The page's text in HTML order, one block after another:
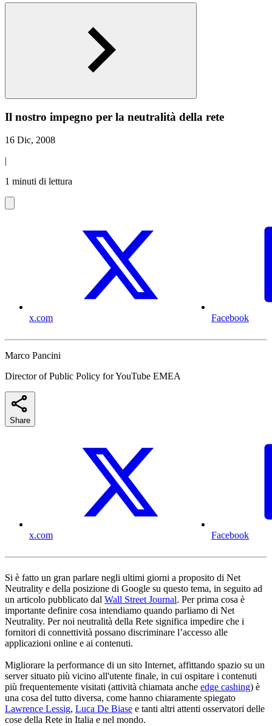
Il nostro impegno per la neutralità della rete
16 Dic, 2008
|
1 minuti di lettura
x.com Facebook
Marco Pancini
Director of Public Policy for YouTube EMEA
Share
x.com Facebook
Si è fatto un gran parlare negli ultimi giorni a proposito di Net
Neutrality e della posizione di Google su questo tema, in seguito ad
un articolo pubblicato dal Wall Street Journal. Per prima cosa è
importante definire cosa intendiamo quando parliamo di Net
Neutrality. Per noi neutralità della Rete significa impedire che i
fornitori di connettività possano discriminare l’accesso alle
applicazioni online e ai contenuti.
Migliorare la performance di un sito Internet, affittando spazio su un
server situato più vicino all'utente finale, in cui ospitare i contenuti
più frequentemente visitati (attività chiamata anche edge cashing) è
una cosa del tutto diversa, come hanno chiaramente spiegato
Lawrence Lessig, Luca De Biase e tanti altri attenti osservatori delle
cose della Rete in Italia e nel mondo.